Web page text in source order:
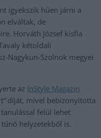
igyekszik hűen járni a
elváltak, de
Horváth József kisfia
kétoldali
Nagykun-Szolnok megyei
az InStyle Magazin
díját, mivel bebizonyította
felül lehet
helyzetekből is.